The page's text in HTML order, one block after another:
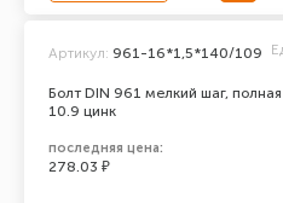
Болт DIN 961 мелкий шаг,
10.9 цинк
Артикул: 961-16*1,5*140/109
последняя цена:
278.03 ₽